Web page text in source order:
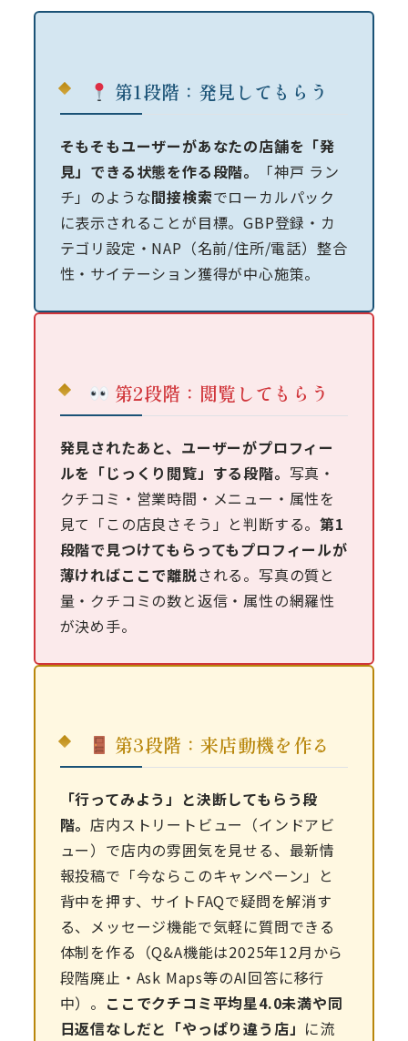
第1段階：発見してもらう
そもそもユーザーがあなたの店舗を「発
見」できる状態を作る段階。
「神戸 ラン
チ」のような間接検索でローカルパック
に表示されることが目標。GBP登録・カ
テゴリ設定・NAP（名前/住所/電話）整合
性・サイテーション獲得が中心施策。
第2段階：閲覧してもらう
発見されたあと、ユーザーがプロフィー
ルを「じっくり閲覧」する段階。 写真・
クチコミ・営業時間・メニュー・属性を
見て「この店良さそう」と判断する。第1
段階で見つけてもらってもプロフィールが
薄ければここで離脱される。写真の質と
量・クチコミの数と返信・属性の網羅性
が決め手。
第3段階：来店動機を作る
「行ってみよう」と決断してもらう段
階。店内ストリートビュー（インドアビ
ュー）で店内の雰囲気を見せる、最新情
報投稿で「今ならこのキャンペーン」と
背中を押す、サイトFAQで疑問を解消す
る、メッセージ機能で気軽に質問できる
体制を作る（Q&A機能は2025年12月から
段階廃止・Ask Maps等のAI回答に移行
中）。 ここでクチコミ平均星4.0未満や同
日返信なしだと「やっぱり違う店」 に流